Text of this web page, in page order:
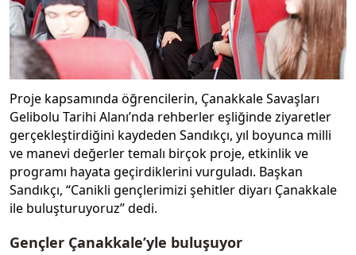
Proje kapsamında öğrencilerin, Çanakkale Savaşları
Gelibolu Tarihi Alanı’nda rehberler eşliğinde ziyaretler
gerçekleştirdiğini kaydeden Sandıkçı, yıl boyunca milli
ve manevi değerler temalı birçok proje, etkinlik ve
programı hayata geçirdiklerini vurguladı. Başkan
Sandıkçı, “Canikli gençlerimizi şehitler diyarı Çanakkale
ile buluşturuyoruz” dedi.
Gençler Çanakkale’yle buluşuyor